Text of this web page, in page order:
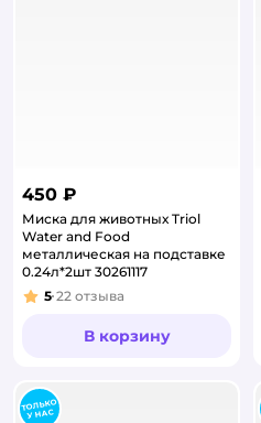
450 ₽
Миска для животных Triol
Water and Food
металлическая на подставке
0.24л*2шт 30261117
Рейтинг:
5 22 отзыва
В корзину